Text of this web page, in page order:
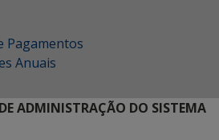
Pagamentos
Anuais
ADMINISTRAÇÃO DO SISTEMA